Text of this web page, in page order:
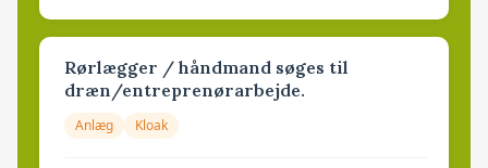
Rørlægger / håndmand søges til
dræn/entreprenørarbejde.
Anlæg Kloak